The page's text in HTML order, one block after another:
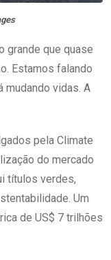
grande que quase
Estamos falando
mudando vidas. A
pela Climate
do mercado
títulos verdes,
Um
de US$ 7 trilhões